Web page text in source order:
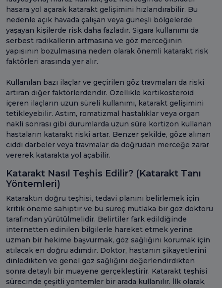
hasara yol açarak katarakt gelişimini hızlandırabilir. Bu
nedenle açık havada çalışan veya güneşli bölgelerde
yaşayan kişilerde risk daha fazladır. Sigara kullanımı da
serbest radikallerin artmasına ve göz merceğinin
yapısının bozulmasına neden olarak önemli katarakt risk
faktörleri arasında yer alır.
Kullanılan bazı ilaçlar ve geçirilen göz travmaları da riski
artıran diğer faktörlerdendir. Özellikle kortikosteroid
içeren ilaçların uzun süreli kullanımı, katarakt gelişimini
tetikleyebilir. Astım, romatizmal hastalıklar veya organ
nakli sonrası gibi durumlarda uzun süre kortizon kullanan
hastaların katarakt riski artar. Benzer şekilde, göze alınan
ciddi darbeler veya travmalar da doğrudan merceğe zarar
vererek katarakta yol açabilir.
Katarakt Nasıl Teşhis Edilir? (Katarakt Tanı
Yöntemleri)
Kataraktın doğru teşhisi, tedavi planını belirlemek için
kritik öneme sahiptir ve bu süreç mutlaka bir göz doktoru
tarafından yürütülmelidir. Belirtiler fark edildiğinde
internetten edinilen bilgilerle hareket etmek yerine
uzman bir hekime başvurmak, göz sağlığını korumak için
atılacak en doğru adımdır. Doktor, hastanın şikayetlerini
dinledikten ve genel göz sağlığını değerlendirdikten
sonra detaylı bir muayene gerçekleştirir. Katarakt teşhisi
sürecinde çeşitli yöntemler bir arada kullanılır. İlk olarak,